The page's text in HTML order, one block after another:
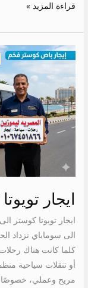
قراءة المزيد »
ايجار
الى سوماباي تزداد
كلما كانت هناك
أو تنقلات سياحية
ايجار
تويوتا
كوستر
الى
سوماباي